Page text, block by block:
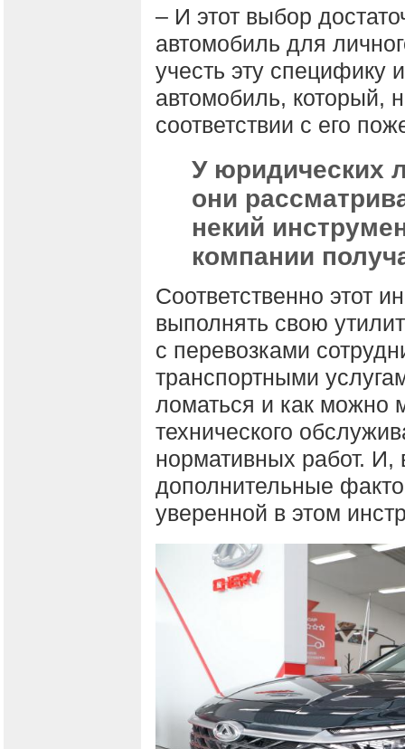
– И этот выбор
автомобиль для
учесть эту специфику
автомобиль, который,
соответствии с его
У юридических
они
некий
компании
Соответственно этот
выполнять свою
с перевозками
транспортными
ломаться и как можно
технического
нормативных работ. И,
дополнительные
уверенной в этом